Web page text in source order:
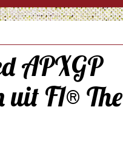
APXGP
F1® The